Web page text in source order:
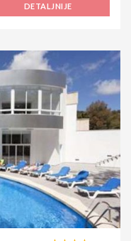
DETALJNIJE